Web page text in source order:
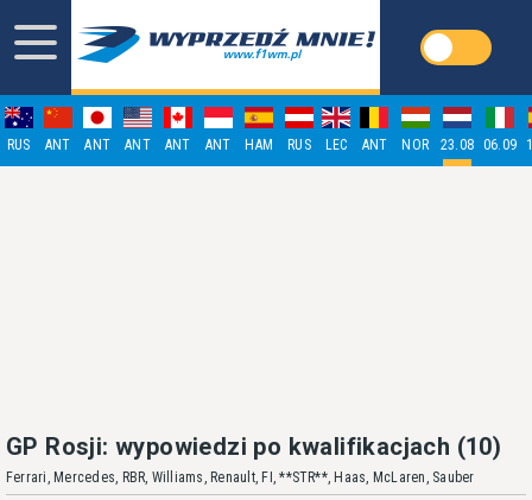
RUS ANT ANT ANT ANT ANT HAM RUS LEC ANT NOR 23.08 06.09
GP Rosji: wypowiedzi po kwalifikacjach (10)
Ferrari, Mercedes, RBR, Williams, Renault, FI, **STR**, Haas, McLaren, Sauber